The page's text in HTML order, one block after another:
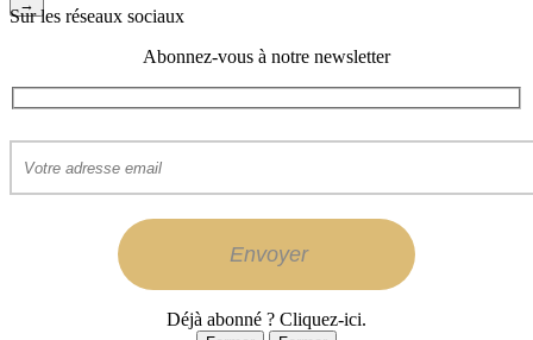
Sur les réseaux sociaux
Abonnez-vous à notre newsletter
Déjà abonné ? Cliquez-ici.